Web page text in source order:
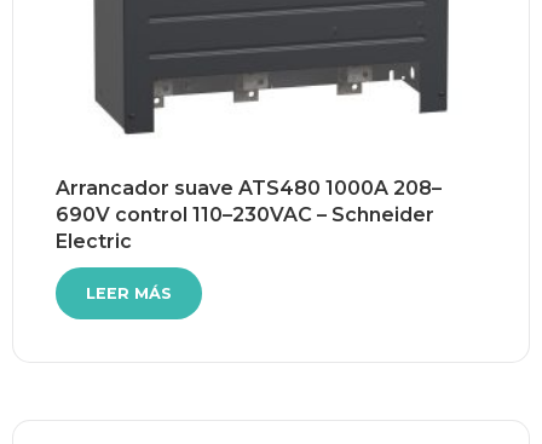
Arrancador suave ATS480 1000A 208–
690V control 110–230VAC – Schneider
Electric
LEER MÁS